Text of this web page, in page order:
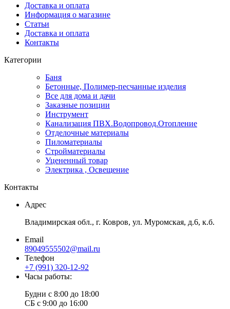
Доставка и оплата
Информация о магазине
Статьи
Доставка и оплата
Контакты
Категории
Баня
Бетонные, Полимер-песчанные изделия
Все для дома и дачи
Заказные позиции
Инструмент
Канализация ПВХ.Водопровод.Отопление
Отделочные материалы
Пиломатериалы
Стройматериалы
Уцененный товар
Электрика , Освещение
Контакты
Адрес
Владимирская обл., г. Ковров, ул. Муромская, д.6, к.б.
Email
89049555502@mail.ru
Телефон
+7 (991) 320-12-92
Часы работы:
Будни с 8:00 до 18:00
СБ с 9:00 до 16:00